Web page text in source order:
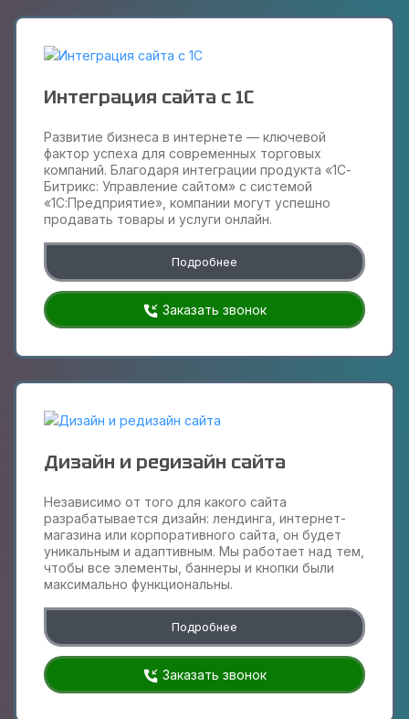
Интеграция сайта с 1С
Развитие бизнеса в интернете — ключевой
фактор успеха для современных торговых
компаний. Благодаря интеграции продукта «1С-
Битрикс: Управление сайтом» с системой
«1С:Предприятие», компании могут успешно
продавать товары и услуги онлайн.
Подробнее
Заказать звонок
Дизайн и редизайн сайта
Независимо от того для какого сайта
разрабатывается дизайн: лендинга, интернет-
магазина или корпоративного сайта, он будет
уникальным и адаптивным. Мы работает над тем,
чтобы все элементы, баннеры и кнопки были
максимально функциональны.
Подробнее
Заказать звонок